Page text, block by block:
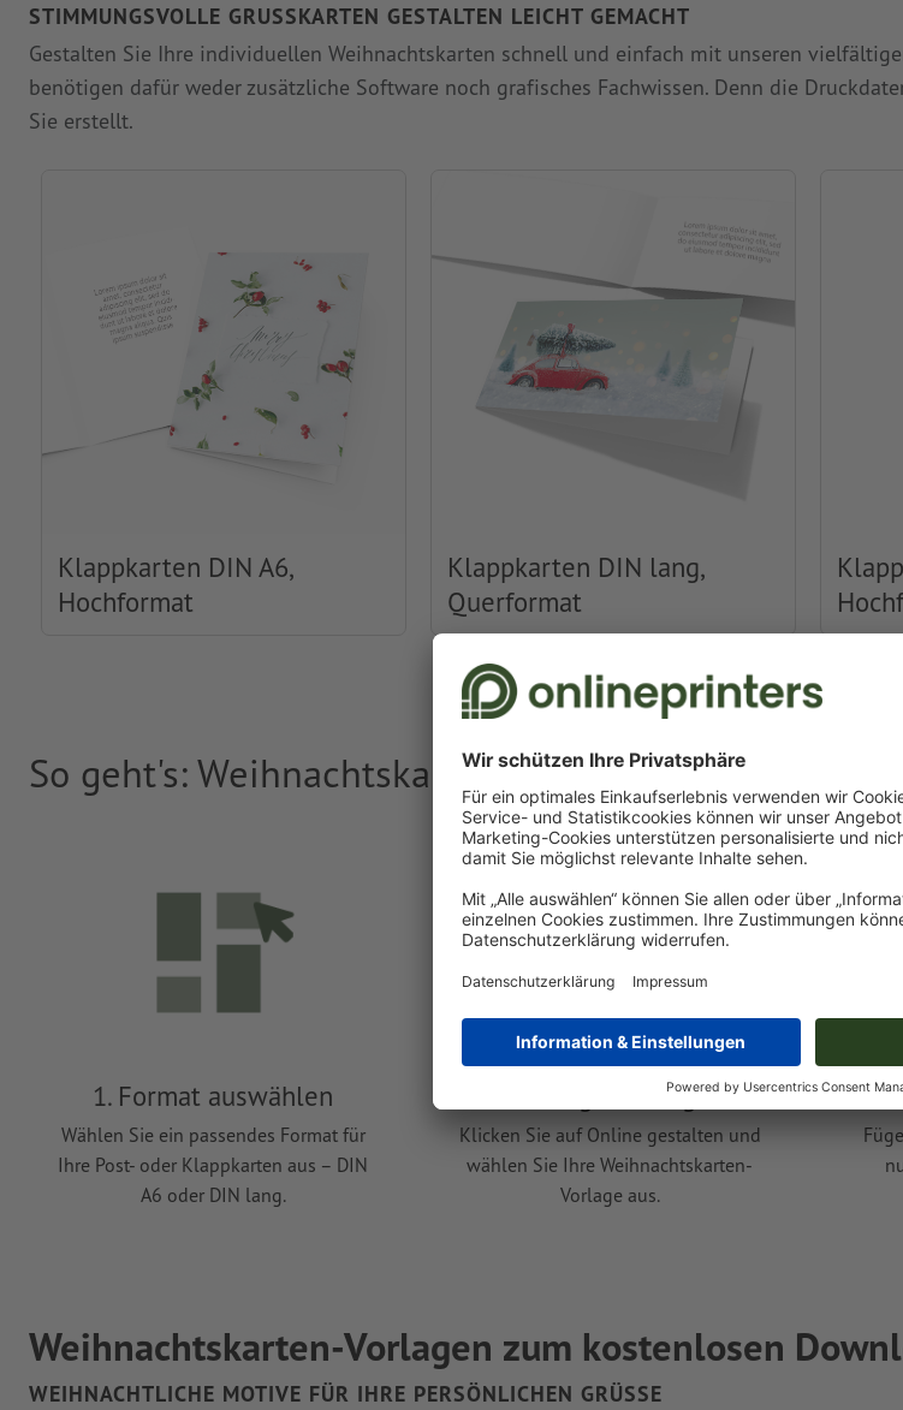
STIMMUNGSVOLLE GRUSSKARTEN GESTALTEN LEICHT GEMACHT
Gestalten Sie Ihre individuellen Weihnachtskarten schnell und einfach mit unseren
benötigen dafür weder zusätzliche Software noch grafisches Fachwissen. Denn die
Sie erstellt.
Klappkarten DIN A6,
Hochformat
Klappkarten DIN lang,
Querformat
So geht's: Weihnachtskarten online gestalten
1. Format auswählen
Wählen Sie ein passendes Format für
Ihre Post- oder Klappkarten aus – DIN
A6 oder DIN lang.
2. Vorlage festlegen
Klicken Sie auf Online gestalten und
wählen Sie Ihre Weihnachtskarten-
Vorlage aus.
Weihnachtskarten-Vorlagen zum kostenlosen
WEIHNACHTLICHE MOTIVE FÜR IHRE PERSÖNLICHEN GRÜSSE